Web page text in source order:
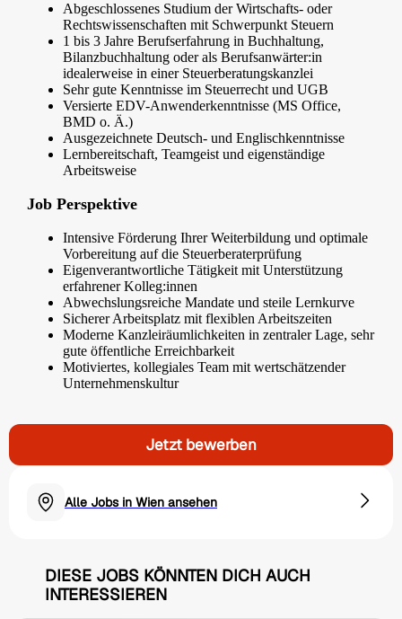
Abgeschlossenes Studium der Wirtschafts- oder
Rechtswissenschaften mit Schwerpunkt Steuern
1 bis 3 Jahre Berufserfahrung in Buchhaltung,
Bilanzbuchhaltung oder als Berufsanwärter:in
idealerweise in einer Steuerberatungskanzlei
Sehr gute Kenntnisse im Steuerrecht und UGB
Versierte EDV-Anwenderkenntnisse (MS Office,
BMD o. Ä.)
Ausgezeichnete Deutsch- und Englischkenntnisse
Lernbereitschaft, Teamgeist und eigenständige
Arbeitsweise
Job Perspektive
Intensive Förderung Ihrer Weiterbildung und optimale
Vorbereitung auf die Steuerberaterprüfung
Eigenverantwortliche Tätigkeit mit Unterstützung
erfahrener Kolleg:innen
Abwechslungsreiche Mandate und steile Lernkurve
Sicherer Arbeitsplatz mit flexiblen Arbeitszeiten
Moderne Kanzleiräumlichkeiten in zentraler Lage, sehr
gute öffentliche Erreichbarkeit
Motiviertes, kollegiales Team mit wertschätzender
Unternehmenskultur
Jetzt bewerben
Alle Jobs in Wien ansehen
DIESE JOBS KÖNNTEN DICH AUCH
INTERESSIEREN